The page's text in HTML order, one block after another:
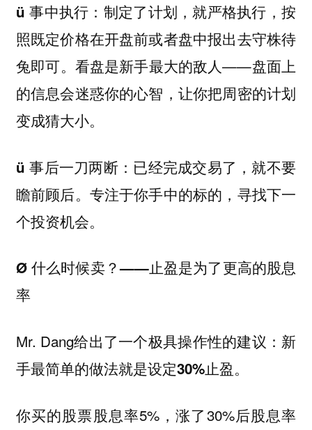
ü 事中执行： 制定了计划，就严格执行，按
照既定价格在开盘前或者盘中报出去守株待
兔即可。看盘是新手最大的敌人——盘面上
的信息会迷惑你的心智，让你把周密的计划
变成猜大小。
ü 事后一刀两断： 已经完成交易了，就不要
瞻前顾后。专注于你手中的标的，寻找下一
个投资机会。
Ø 什么时候卖？——止盈是为了更高的股息
率
Mr. Dang给出了一个极具操作性的建议： 新
手最简单的做法就是设定30%止盈。
你买的股票股息率5%，涨了30%后股息率